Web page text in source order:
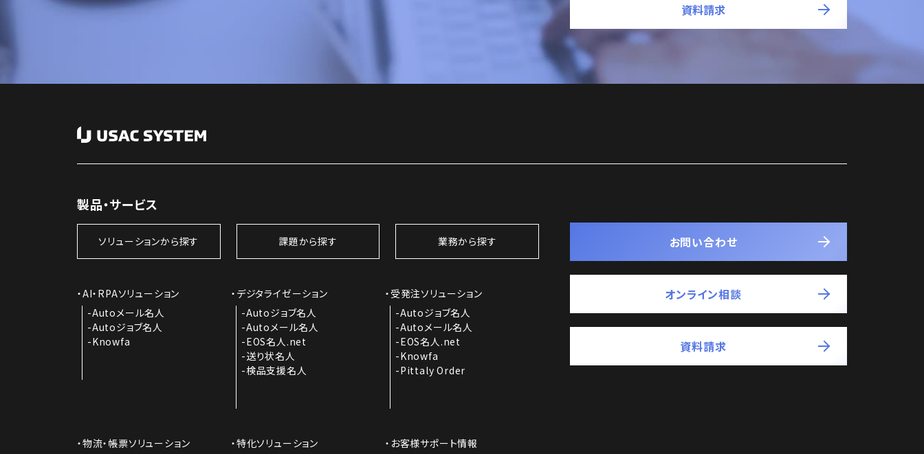
資料請求
製品・サービス
ソリューションから探す 課題から探す 業務から探す
AI・RPAソリューション
Autoメール名人
Autoジョブ名人
Knowfa
デジタライゼーション
Autoジョブ名人
Autoメール名人
EOS名人.net
送り状名人
検品支援名人
受発注ソリューション
Autoジョブ名人
Autoメール名人
EOS名人.net
Knowfa
Pittaly Order
物流・帳票ソリューション
特化ソリューション
お客様サポート情報
お問い合わせ
オンライン相談
資料請求